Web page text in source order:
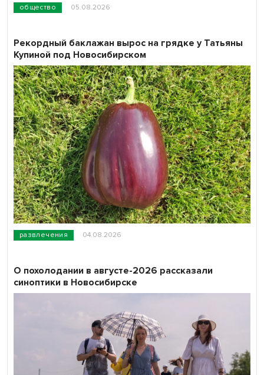
общество 05.08.2026
развлечения 04.08.2026
Рекордный баклажан вырос на грядке у Татьяны
Купиной под Новосибирском
О похолодании в августе-2026 рассказали
синоптики в Новосибирске